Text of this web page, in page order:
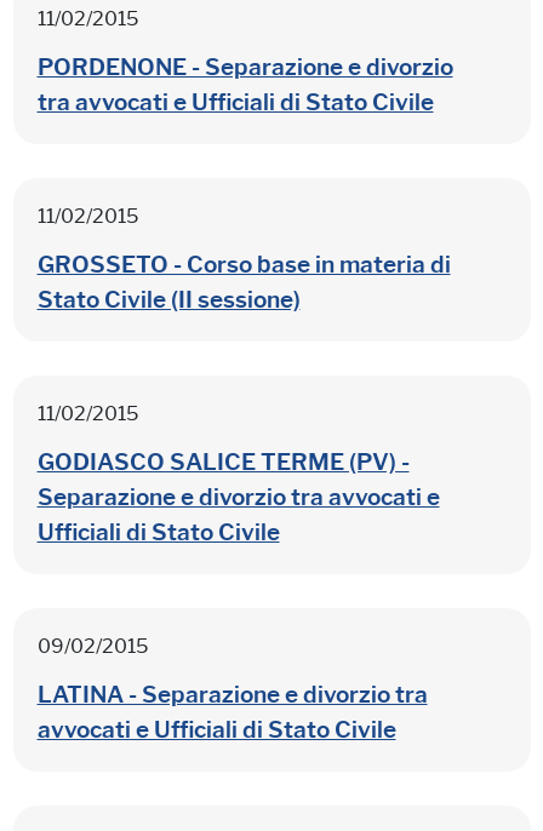
11/02/2015
PORDENONE - Separazione e divorzio
tra avvocati e Ufficiali di Stato Civile
11/02/2015
GROSSETO - Corso base in materia di
Stato Civile (II sessione)
11/02/2015
GODIASCO SALICE TERME (PV) -
Separazione e divorzio tra avvocati e
Ufficiali di Stato Civile
09/02/2015
LATINA - Separazione e divorzio tra
avvocati e Ufficiali di Stato Civile